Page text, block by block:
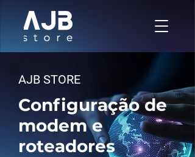
AJB STORE
Configuração de
modem e
roteadores